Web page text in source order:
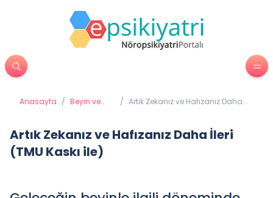
Anasayfa / Beyin ve
/ Artık Zekanız ve Hafızanız Daha
Artık Zekanız ve Hafızanız Daha İleri
(TMU Kaskı ile)